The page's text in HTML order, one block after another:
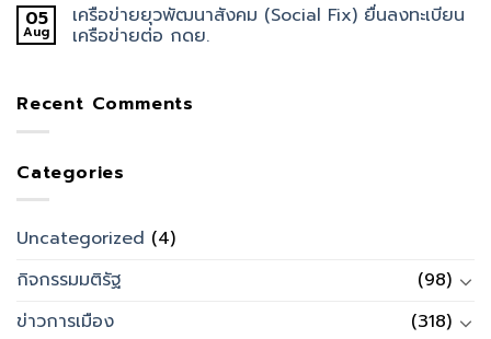
05
Aug
เครือข่ายยุวพัฒนาสังคม (Social Fix) ยื่นลงทะเบียน
เครือข่ายต่อ กดย.
Recent Comments
Categories
Uncategorized (4)
กิจกรรมมติรัฐ
(98)
ข่าวการเมือง
(318)